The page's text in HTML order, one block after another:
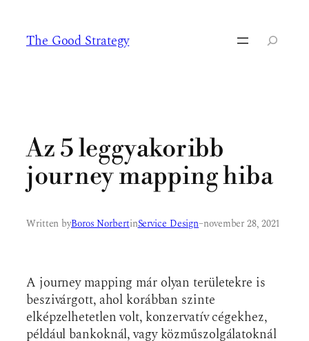
tartalomhoz
The Good Strategy Keresés
Az 5 leggyakoribb
journey mapping hiba
Written byBoros NorbertinService Design–november 28, 2021
A journey mapping már olyan területekre is
beszivárgott, ahol korábban szinte
elképzelhetetlen volt, konzervatív cégekhez,
például bankoknál, vagy közműszolgálatoknál